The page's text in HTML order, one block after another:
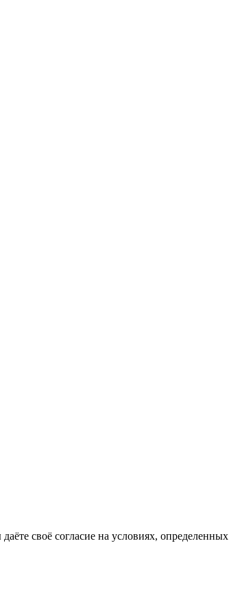
своё согласие на условиях, определенных